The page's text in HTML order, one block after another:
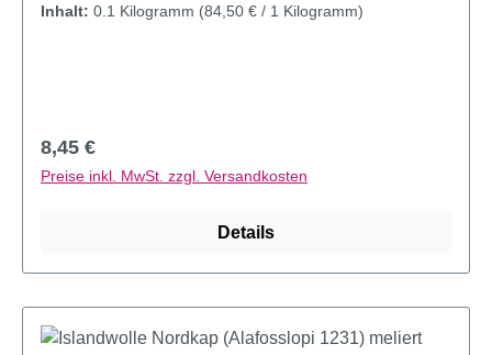
Inhalt: 0.1 Kilogramm (84,50 € / 1 Kilogramm)
Regulärer Preis:
8,45 €
Preise inkl. MwSt. zzgl. Versandkosten
Details